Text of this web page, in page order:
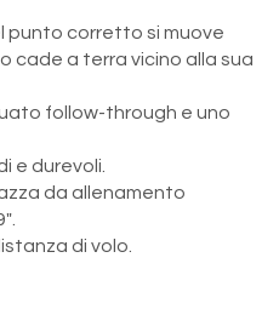
punto corretto si muove
cade a terra vicino alla sua
follow-through e uno
e durevoli.
da allenamento
di volo.